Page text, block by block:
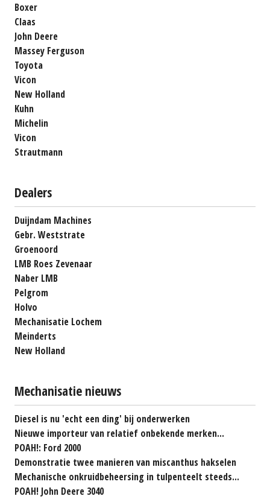
Boxer
Claas
John Deere
Massey Ferguson
Toyota
Vicon
New Holland
Kuhn
Michelin
Vicon
Strautmann
Dealers
Duijndam Machines
Gebr. Weststrate
Groenoord
LMB Roes Zevenaar
Naber LMB
Pelgrom
Holvo
Mechanisatie Lochem
Meinderts
New Holland
Mechanisatie nieuws
Diesel is nu 'echt een ding' bij onderwerken
Nieuwe importeur van relatief onbekende merken...
POAH!: Ford 2000
Demonstratie twee manieren van miscanthus hakselen
Mechanische onkruidbeheersing in tulpenteelt steeds...
POAH! John Deere 3040